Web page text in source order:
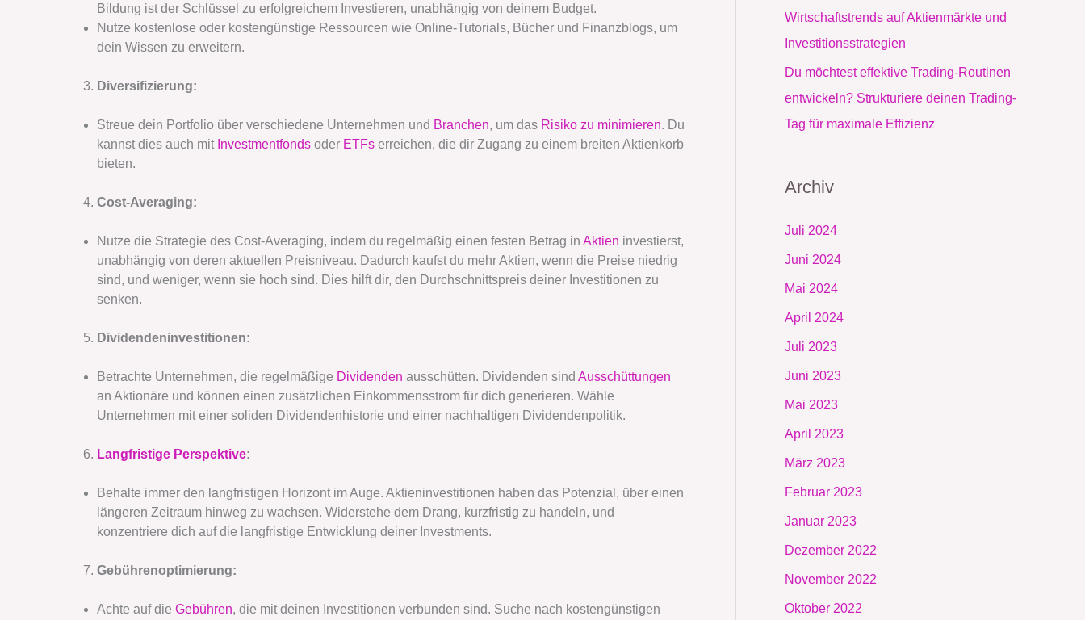
Bildung ist der Schlüssel zu erfolgreichem Investieren, unabhängig von deinem Budget.
Nutze kostenlose oder kostengünstige Ressourcen wie Online-Tutorials, Bücher und Finanzblogs, um
dein Wissen zu erweitern.
Diversifizierung:
Streue dein Portfolio über verschiedene Unternehmen und Branchen, um das Risiko zu minimieren. Du
kannst dies auch mit Investmentfonds oder ETFs erreichen, die dir Zugang zu einem breiten Aktienkorb
bieten.
Cost-Averaging:
Nutze die Strategie des Cost-Averaging, indem du regelmäßig einen festen Betrag in Aktien investierst,
unabhängig von deren aktuellen Preisniveau. Dadurch kaufst du mehr Aktien, wenn die Preise niedrig
sind, und weniger, wenn sie hoch sind. Dies hilft dir, den Durchschnittspreis deiner Investitionen zu
senken.
Dividendeninvestitionen:
Betrachte Unternehmen, die regelmäßige Dividenden ausschütten. Dividenden sind Ausschüttungen
an Aktionäre und können einen zusätzlichen Einkommensstrom für dich generieren. Wähle
Unternehmen mit einer soliden Dividendenhistorie und einer nachhaltigen Dividendenpolitik.
Langfristige Perspektive:
Behalte immer den langfristigen Horizont im Auge. Aktieninvestitionen haben das Potenzial, über einen
längeren Zeitraum hinweg zu wachsen. Widerstehe dem Drang, kurzfristig zu handeln, und
konzentriere dich auf die langfristige Entwicklung deiner Investments.
Gebührenoptimierung:
Achte auf die Gebühren, die mit deinen Investitionen verbunden sind. Suche nach kostengünstigen
Wirtschaftstrends auf Aktienmärkte und
Investitionsstrategien
Du möchtest effektive Trading-Routinen
entwickeln? Strukturiere deinen Trading-
Tag für maximale Effizienz
Archiv
Juli 2024
Juni 2024
Mai 2024
April 2024
Juli 2023
Juni 2023
Mai 2023
April 2023
März 2023
Februar 2023
Januar 2023
Dezember 2022
November 2022
Oktober 2022